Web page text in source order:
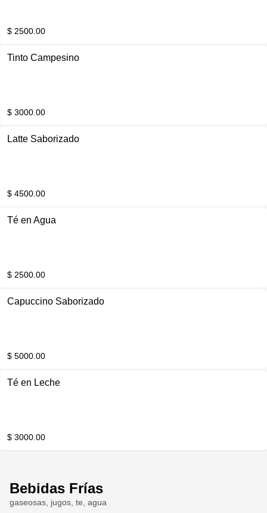
$ 2500.00
Tinto Campesino
$ 3000.00
Latte Saborizado
$ 4500.00
Té en Agua
$ 2500.00
Capuccino Saborizado
$ 5000.00
Té en Leche
$ 3000.00
Bebidas Frías
gaseosas, jugos, te, agua